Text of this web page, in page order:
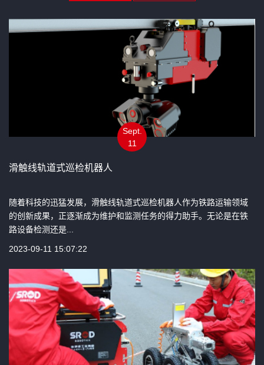
Sept.
11
滑触线轨道式巡检机器人
随着科技的迅猛发展，滑触线轨道式巡检机器人作为铁路运输领域
的创新成果，正逐渐成为维护和监测任务的得力助手。无论是在铁
路设备检测还是...
2023-09-11 15:07:22